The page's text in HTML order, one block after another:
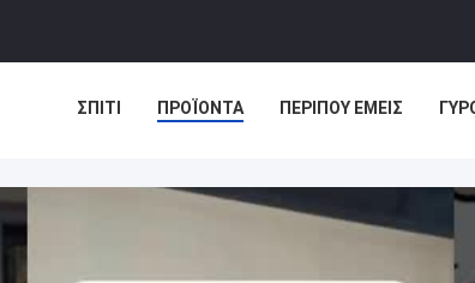
ΣΠΊΤΙ ΠΡΟΪΌΝΤΑ ΠΕΡΊΠΟΥ ΕΜΕΊΣ